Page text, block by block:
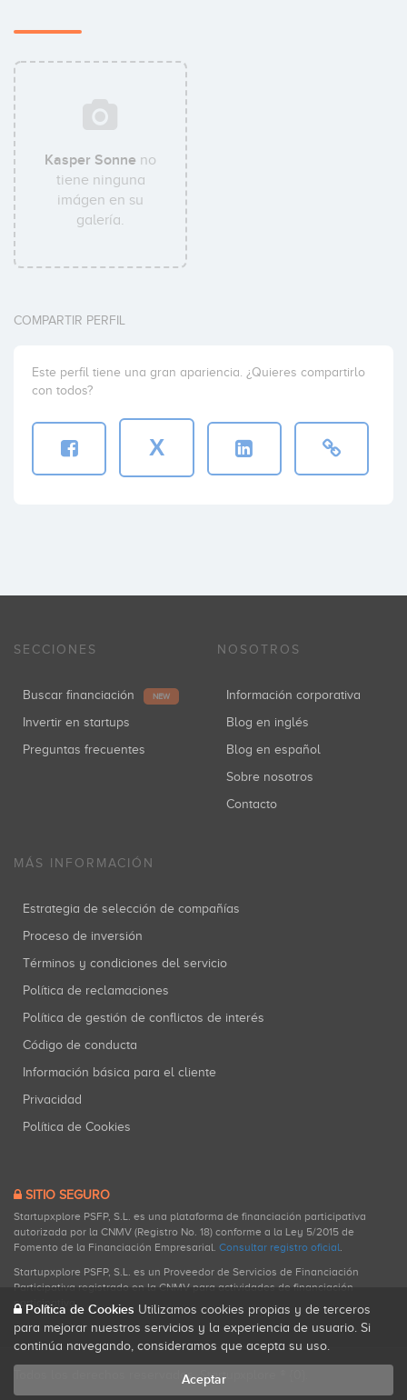
Kasper Sonne no
tiene ninguna
imágen en su
galería.
COMPARTIR PERFIL
Este perfil tiene una gran apariencia. ¿Quieres compartirlo
con todos?
X
SECCIONES
Buscar financiación NEW
Invertir en startups
Preguntas frecuentes
NOSOTROS
Información corporativa
Blog en inglés
Blog en español
Sobre nosotros
Contacto
MÁS INFORMACIÓN
Estrategia de selección de compañías
Proceso de inversión
Términos y condiciones del servicio
Política de reclamaciones
Política de gestión de conflictos de interés
Código de conducta
Información básica para el cliente
Privacidad
Política de Cookies
SITIO SEGURO
Startupxplore PSFP, S.L. es una plataforma de financiación participativa
autorizada por la CNMV (Registro No. 18) conforme a la Ley 5/2015 de
Fomento de la Financiación Empresarial. Consultar registro oficial.
Startupxplore PSFP, S.L. es un Proveedor de Servicios de Financiación
Participativa registrado en la CNMV para actividades de financiación
participativa.
Todos los derechos reservados. Startupxplore ® {0}.
Política de Cookies Utilizamos cookies propias y de terceros
para mejorar nuestros servicios y la experiencia de usuario. Si
continúa navegando, consideramos que acepta su uso.
Aceptar